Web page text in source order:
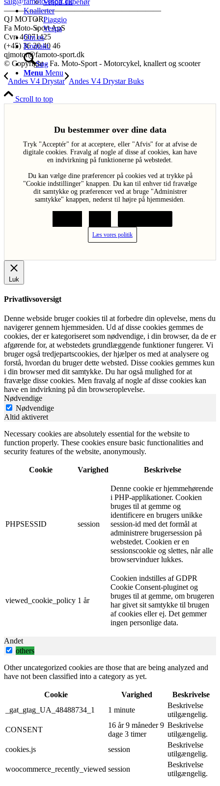
Vespa Tilbehør
Knallerter
Piaggio
Vespa
Om os
Kontakt.
Søg
Menu Menu
————————————————————
QJ MOTOR:
Fa Moto-Sport ApS
Cvr: 46071425
(+45) 36 20 40 46
qjmotor@famoto-sport.dk
© Copyright - Fa. Moto-Sport - Motorcykel, knallert og scooter
Andes V4 Drystar Andes V4 Drystar Buks
Scroll to top
Du bestemmer over dine data
Tryk "Acceptér" for at acceptere, eller "Afvis" for at afvise de
digitale cookies. Fravalg af nogle af disse af cookies, kan have
en indvirkning på funktionerne på webstedet.
Du kan vælge dine præferencer på cookies ved at trykke på
"Cookie indstillinger" knappen. Du kan til enhver tid fravælge
dit samtykke og præferencer ved at bruge "Administrer
samtykke" knappen, nederst til højre på hjemmesiden.
Læs vores politik
Luk
Privatlivsoversigt
Denne webside bruger cookies til at forbedre din oplevelse, mens du
navigerer gennem hjemmesiden. Ud af disse cookies gemmes de
cookies, der er kategoriseret som nødvendige, i din browser, da de er
afgørende for, at webstedets grundlæggende funktioner fungerer. Vi
bruger også tredjepartscookies, der hjælper os med at analysere og
forstå, hvordan du bruger dette websted. Disse cookies gemmes kun
i din browser med dit samtykke. Du har også mulighed for at
fravælge disse cookies. Men fravalg af nogle af disse cookies kan
have en indvirkning på din browseroplevelse.
Nødvendige
Nødvendige
Altid aktiveret
Necessary cookies are absolutely essential for the website to
function properly. These cookies ensure basic functionalities and
security features of the website, anonymously.
Cookie Varighed Beskrivelse
PHPSESSID session
Denne cookie er hjemmehørende
i PHP-applikationer. Cookien
bruges til at gemme og
identificere en brugers unikke
session-id med det formål at
administrere brugersession på
webstedet. Cookien er en
sessionscookie og slettes, når alle
browservinduer lukkes.
viewed_cookie_policy 1 år
Cookien indstilles af GDPR
Cookie Consent-pluginet og
bruges til at gemme, om brugeren
har givet sit samtykke til brugen
af ​​cookies eller ej. Det gemmer
ingen personlige data.
Andet
others
Other uncategorized cookies are those that are being analyzed and
have not been classified into a category as yet.
Cookie Varighed
Beskrivelse
_gat_gtag_UA_48488734_1
1 minute
Beskrivelse
utilgængelig.
CONSENT
16 år 9 måneder 9
dage 3 timer
Beskrivelse
utilgængelig.
cookies.js
session
Beskrivelse
utilgængelig.
woocommerce_recently_viewed session
Beskrivelse
utilgængelig.